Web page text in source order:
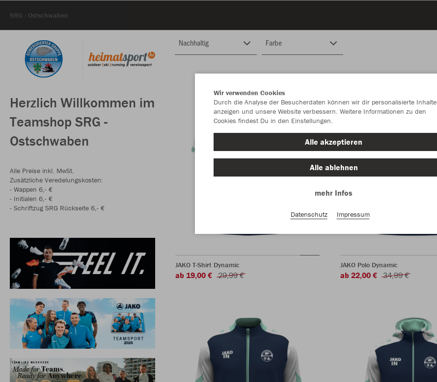
SRG - Ostschwaben
Herzlich Willkommen im
Teamshop SRG -
Ostschwaben
Alle Preise inkl. MwSt.
Zusätzliche Veredelungskosten:
- Wappen 6,- €
- Initialen 6,- €
- Schriftzug SRG Rückseite 6,- €
Nachhaltig Farbe
JAKO T-Shirt Dynamic
ab 19,00 € 29,99 €
JAKO Polo Dynamic
ab 22,00 € 34,99 €
Wir verwenden Cookies
Durch die Analyse der Besucherdaten können wir dir personalisierte Inhalte
anzeigen und unsere Website verbessern. Weitere Informationen zu den
Cookies findest Du in den Einstellungen.
Alle akzeptieren
Alle ablehnen
mehr Infos
Datenschutz Impressum